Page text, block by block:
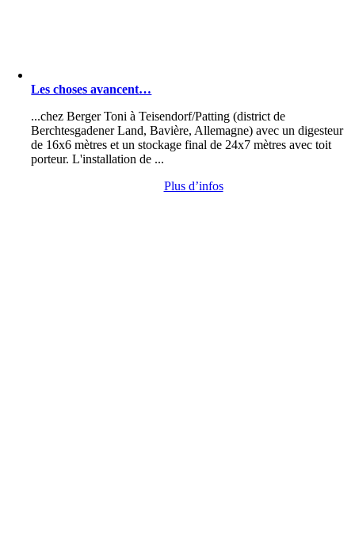
Les choses avancent…
...chez Berger Toni à Teisendorf/Patting (district de
Berchtesgadener Land, Bavière, Allemagne) avec un digesteur
de 16x6 mètres et un stockage final de 24x7 mètres avec toit
porteur. L'installation de ...
Plus d’infos